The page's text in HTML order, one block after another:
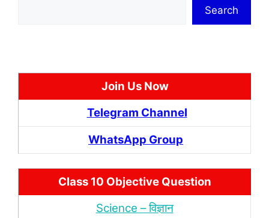
Search
Join Us Now
Telegram Channel
WhatsApp Group
Class 10 Objective Question
Science – विज्ञान